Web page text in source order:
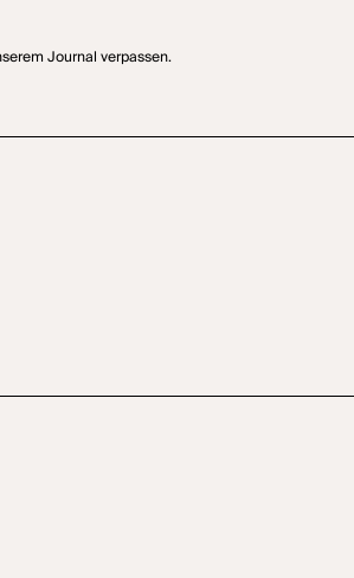
Journal verpassen.